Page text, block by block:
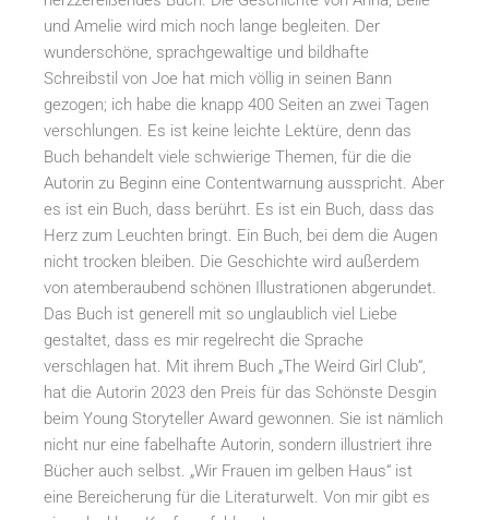
und Amelie wird mich noch lange begleiten. Der
wunderschöne, sprachgewaltige und bildhafte
Schreibstil von Joe hat mich völlig in seinen Bann
gezogen; ich habe die knapp 400 Seiten an zwei Tagen
verschlungen. Es ist keine leichte Lektüre, denn das
Buch behandelt viele schwierige Themen, für die die
Autorin zu Beginn eine Contentwarnung ausspricht. Aber
es ist ein Buch, dass berührt. Es ist ein Buch, dass das
Herz zum Leuchten bringt. Ein Buch, bei dem die Augen
nicht trocken bleiben. Die Geschichte wird außerdem
von atemberaubend schönen Illustrationen abgerundet.
Das Buch ist generell mit so unglaublich viel Liebe
gestaltet, dass es mir regelrecht die Sprache
verschlagen hat. Mit ihrem Buch „The Weird Girl Club“,
hat die Autorin 2023 den Preis für das Schönste Desgin
beim Young Storyteller Award gewonnen. Sie ist nämlich
nicht nur eine fabelhafte Autorin, sondern illustriert ihre
Bücher auch selbst. „Wir Frauen im gelben Haus“ ist
eine Bereicherung für die Literaturwelt. Von mir gibt es